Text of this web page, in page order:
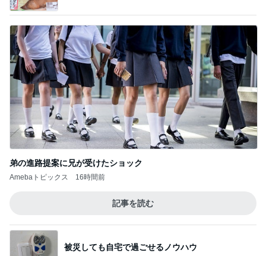
弟の進路提案に兄が受けたショック
Amebaトピックス 16時間前
記事を読む
被災しても自宅で過ごせるノウハウ